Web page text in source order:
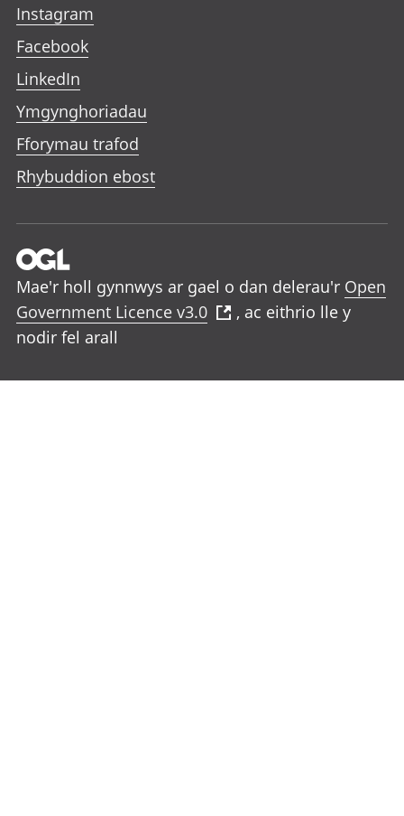
Instagram
Facebook
LinkedIn
Ymgynghoriadau
Fforymau trafod
Rhybuddion ebost
Mae'r holl gynnwys ar gael o dan delerau'r Open
Government Licence v3.0
, ac eithrio lle y
nodir fel arall